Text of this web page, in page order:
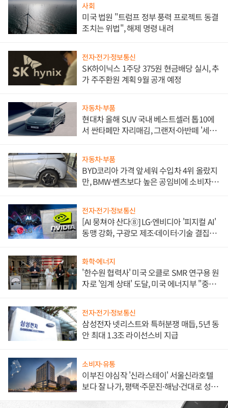
사회
미국 법원 "트럼프 정부 풍력 프로젝트 동결
조치는 위법", 해제 명령 내려
전자·전기·정보통신
SK하이닉스 1주당 375원 현금배당 실시, 추
가 주주환원 계획 9월 공개 예정
자동차·부품
현대차 올해 SUV 국내 베스트셀러 톱10에
서 싼타페만 자리매김, 그랜저·아반떼 '세단
자동차·부품
BYD코리아 가격 앞세워 수입차 4위 올랐지
만, BMW·벤츠보다 높은 공임비에 소비자
전자·전기·정보통신
[AI 뭉쳐야 산다⑧] LG·엔비디아 '피지컬 AI'
동맹 강화, 구광모 제조·데이터·기술 결집
화학·에너지
'한수원 협력사' 미국 오클로 SMR 연구용 원
자로 '임계 상태' 도달, 미국 에너지부 "중요
전자·전기·정보통신
삼성전자 넷리스트와 특허분쟁 매듭, 5년 동
안 최대 1.3조 라이선스비 지급
소비자·유통
이부진 야심작 '신라스테이' 서울신라호텔
보다 잘 나가, 평택·주문진·해남·건대로 성